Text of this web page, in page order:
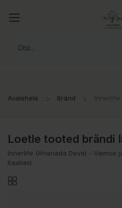
Avalehele Bränd Innerlife
Loetle tooted brändi
Innerlife (Ananada Deva) - Vaimse
Itaaliast.